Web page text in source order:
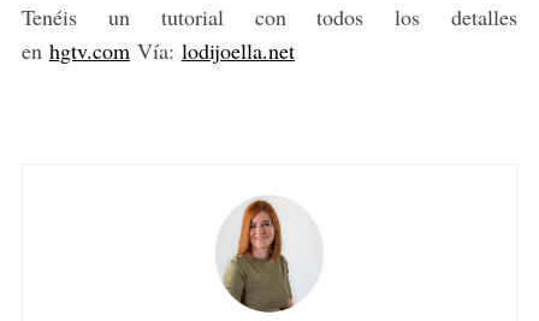
Tenéis un tutorial con todos los detalles
en hgtv.comVía: lodijoella.net